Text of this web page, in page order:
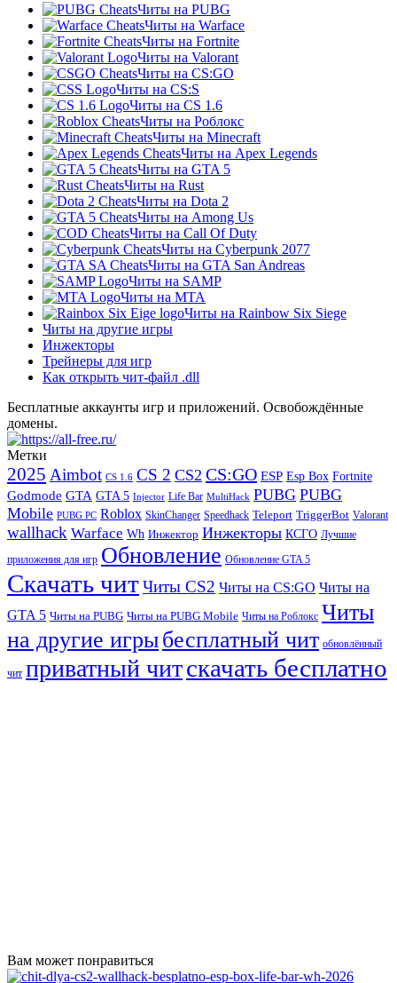
Читы на PUBG
Читы на Warface
Читы на Fortnite
Читы на Valorant
Читы на CS:GO
Читы на CS:S
Читы на CS 1.6
Читы на Роблокс
Читы на Minecraft
Читы на Apex Legends
Читы на GTA 5
Читы на Rust
Читы на Dota 2
Читы на Among Us
Читы на Call Of Duty
Читы на Cyberpunk 2077
Читы на GTA San Andreas
Читы на SAMP
Читы на МТА
Читы на Rainbow Six Siege
Читы на другие игры
Инжекторы
Трейнеры для игр
Как открыть чит-файл .dll
Бесплатные аккаунты игр и приложений. Освобождённые
домены.
Метки
2025 Aimbot CS 1.6 CS 2 CS2 CS:GO ESP Esp Box Fortnite
Godmode GTA GTA 5 Injector Life Bar MultiHack PUBG PUBG
Mobile PUBG PC Roblox SkinChanger Speedhack Teleport TriggerBot Valorant
wallhack Warface Wh Инжектор Инжекторы КСГО Лучшие
приложения для игр Обновление Обновление GTA 5
Скачать читЧиты CS2 Читы на CS:GO Читы на
GTA 5 Читы на PUBG Читы на PUBG Mobile Читы на Роблокс Читы
на другие игрыбесплатный чит обновлённый
чит приватный читскачать бесплатно
Вам может понравиться